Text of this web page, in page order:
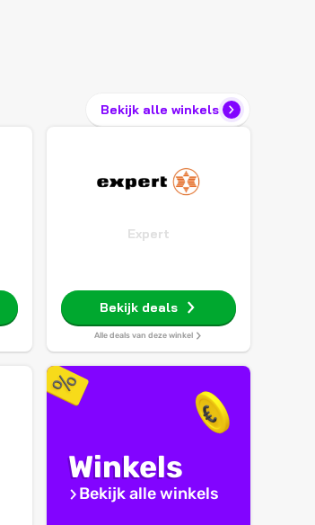
Bekijk alle winkels
Expert
Bekijk deals
Alle deals van deze winkel
Winkels
Bekijk alle winkels